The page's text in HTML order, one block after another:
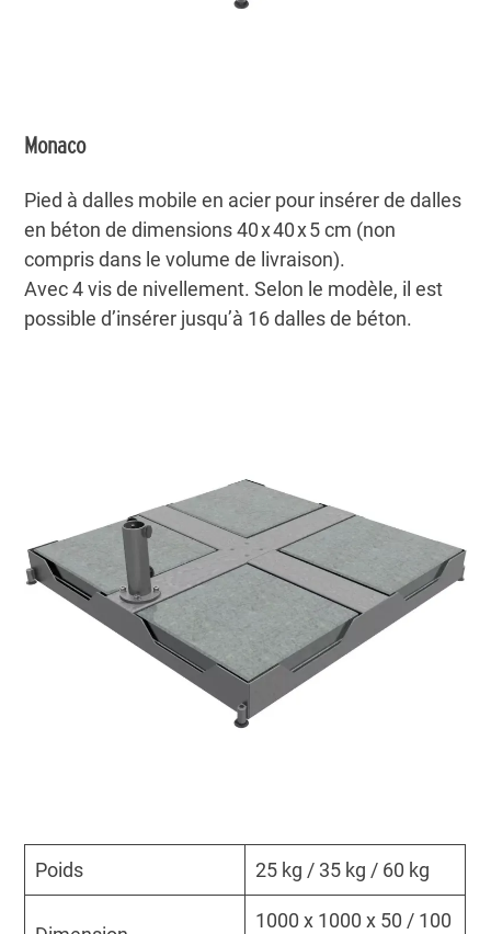
Monaco
Pied à dalles mobile en acier pour insérer de dalles
en béton de dimensions 40 x 40 x 5 cm (non
compris dans le volume de livraison).
Avec 4 vis de nivellement. Selon le modèle, il est
possible d’insérer jusqu’à 16 dalles de béton.
Poids 25 kg / 35 kg / 60 kg
1000 x 1000 x 50 / 100